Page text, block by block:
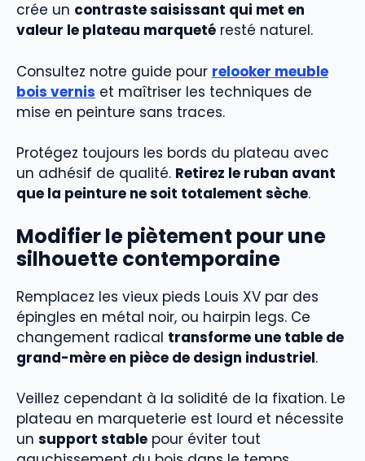
crée un contraste saisissant qui met en
valeur le plateau marqueté resté naturel.
Consultez notre guide pour relooker meuble
bois vernis et maîtriser les techniques de
mise en peinture sans traces.
Protégez toujours les bords du plateau avec
un adhésif de qualité. Retirez le ruban avant
que la peinture ne soit totalement sèche.
Modifier le piètement pour une
silhouette contemporaine
Remplacez les vieux pieds Louis XV par des
épingles en métal noir, ou hairpin legs. Ce
changement radical transforme une table de
grand-mère en pièce de design industriel.
Veillez cependant à la solidité de la fixation. Le
plateau en marqueterie est lourd et nécessite
un support stable pour éviter tout